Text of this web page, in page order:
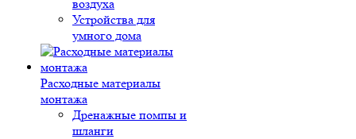
воздуха
Устройства для
умного дома
Расходные материалы
монтажа
Дренажные помпы и
шланги